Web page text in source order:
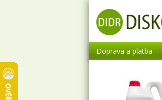
Doprava a platba